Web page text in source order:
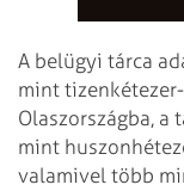
A belügyi tárca
mint
Olaszországba,
mint
valamivel több